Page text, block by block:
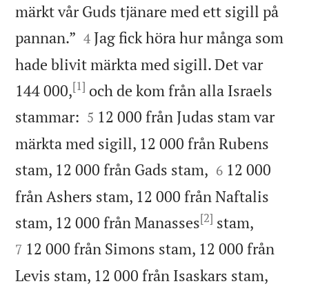
märkt vår Guds tjänare med ett sigill på
pannan.” 

4 Jag fick höra hur många som
hade blivit märkta med sigill. Det var
144 000,[1] och de kom från alla Israels
stammar: 

5 12 000 från Judas stam var
märkta med sigill, 12 000 från Rubens
stam, 12 000 från Gads stam, 

6 12 000
från Ashers stam, 12 000 från Naftalis
stam, 12 000 från Manasses[2] stam,
7 12 000 från Simons stam, 12 000 från
Levis stam, 12 000 från Isaskars stam,